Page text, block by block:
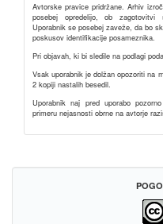
Avtorske pravice pridržane. Arhiv
posebej opredelijo, ob zagotovitvi
Uporabnik se posebej zaveže, da bo
poskusov identifikacije posameznika.
Pri objavah, ki bi sledile na podlagi
Vsak uporabnik je dolžan opozoriti na
2 kopiji nastalih besedil.
Uporabnik naj pred uporabo
primeru nejasnosti obrne na avtorje